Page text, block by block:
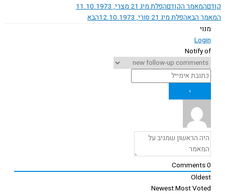
המאמר הקודםהפלת מיג 21 מצרי, 11.10.1973
הבאהפלת מיג 21 סורי, 12.10.1973
הבא
Notify
Newest Most